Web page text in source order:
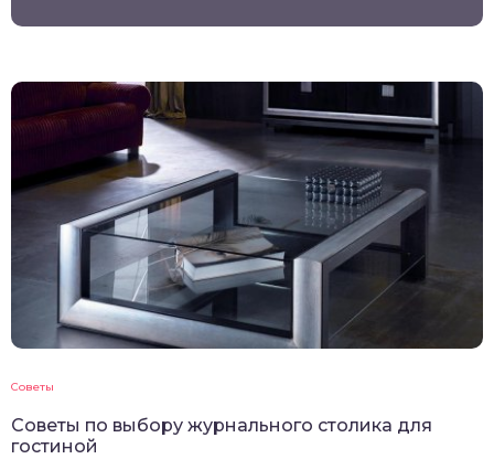
Советы
Советы по выбору журнального столика для
гостиной